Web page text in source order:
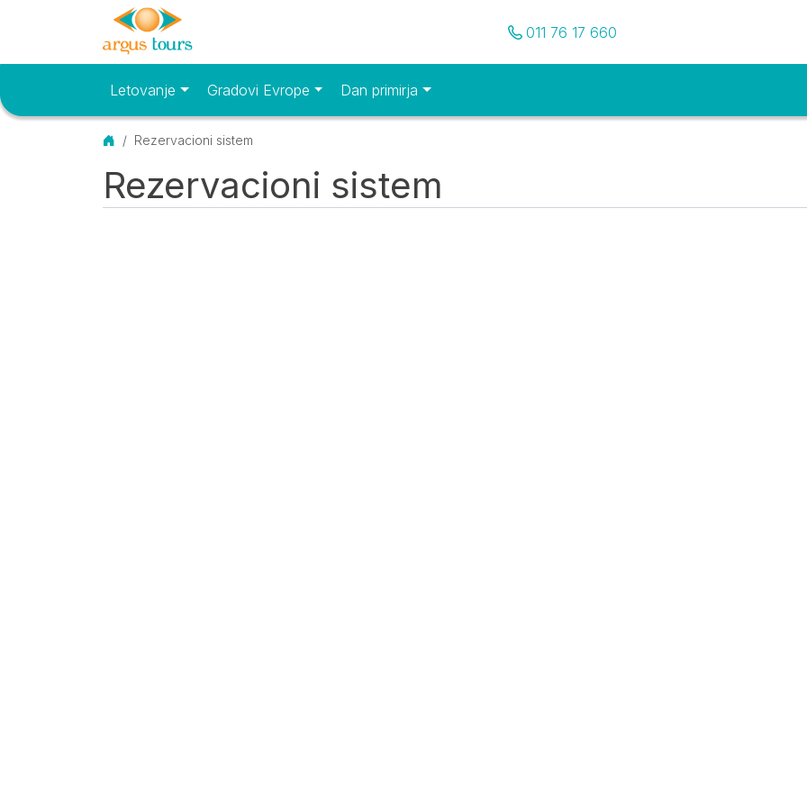
Pozovite nas
011 76 17 660
Osnovni meniLetovanje Gradovi Evrope Dan primirja
Početna
Rezervacioni sistem
Rezervacioni sistem